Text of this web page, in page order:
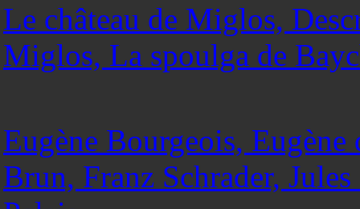
Le château de Miglos,
Miglos, La spoulga de
Eugène Bourgeois,
Brun, Franz Schrader,